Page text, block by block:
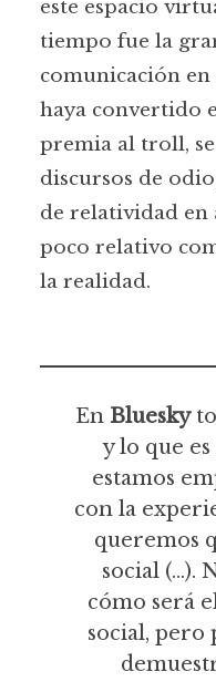
este espacio
tiempo fue la
comunicación
haya convertido
premia al troll,
discursos de
de relatividad en
poco relativo
la realidad.
En Bluesky
y lo que
estamos
con la
queremos
social (…).
cómo será
social, pero